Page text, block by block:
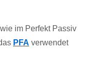
im Perfekt Passiv
PFA verwendet